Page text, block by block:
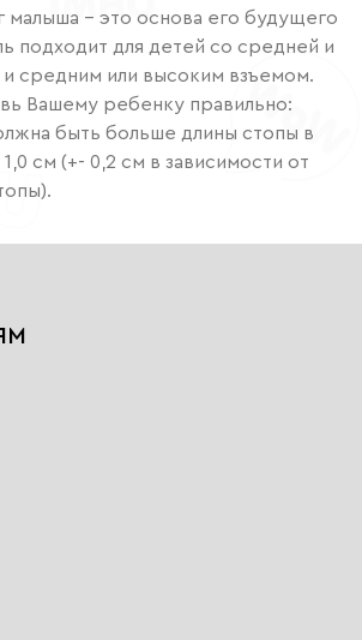
малыша – это основа его будущего
подходит для детей со средней и
средним или высоким взъемом.
Вашему ребенку правильно:
быть больше длины стопы в
см (+- 0,2 см в зависимости от